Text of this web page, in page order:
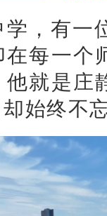
，有一
每一个
就是庄
始终不